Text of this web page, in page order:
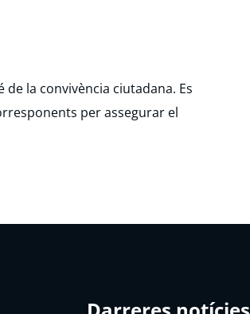
la convivència ciutadana. Es
per assegurar el